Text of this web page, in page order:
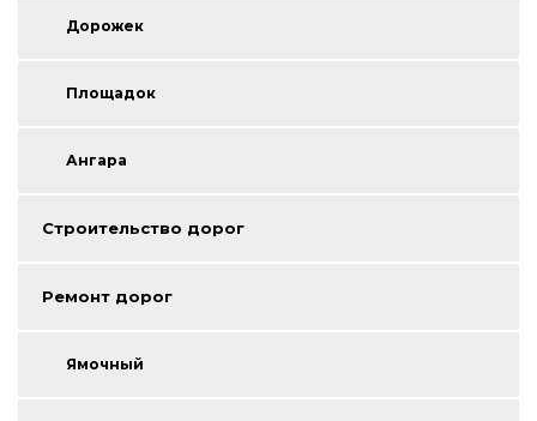
Дорожек
Площадок
Ангара
Строительство дорог
Ремонт дорог
Ямочный